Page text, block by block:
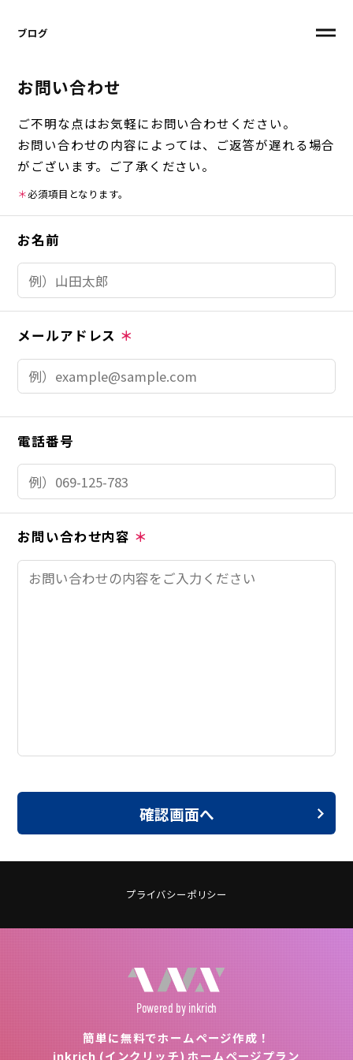
ブログ
お問い合わせ
ご不明な点はお気軽にお問い合わせください。
お問い合わせの内容によっては、ご返答が遅れる場合
がございます。ご了承ください。
＊必須項目となります。
お名前
メールアドレス ＊
電話番号
お問い合わせ内容 ＊
確認画面へ
プライバシーポリシー
Powered by inkrich
簡単に無料でホームページ作成！
inkrich (インクリッチ) ホームページプラン